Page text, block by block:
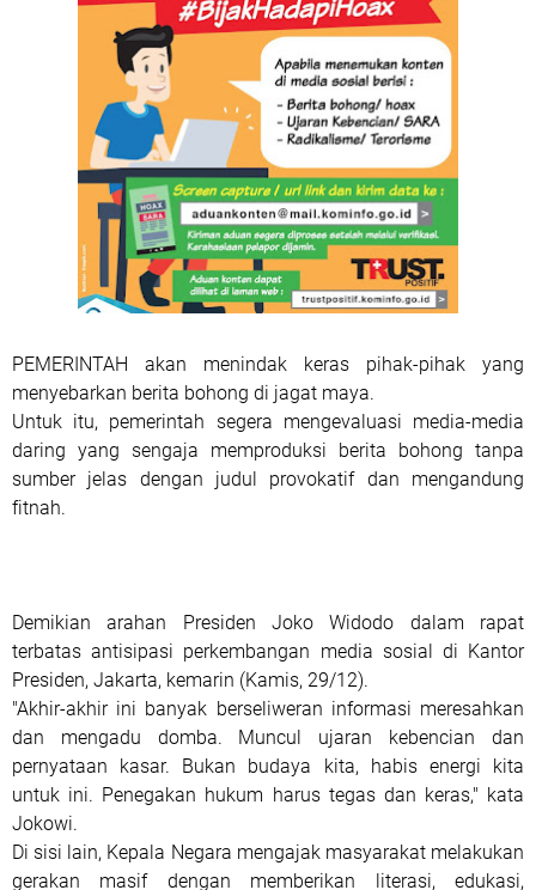
PEMERINTAH akan menindak keras pihak-pihak yang
menyebarkan berita bohong di jagat maya.
Untuk itu, pemerintah segera mengevaluasi media-media
daring yang sengaja memproduksi berita bohong tanpa
sumber jelas dengan judul provokatif dan mengandung
fitnah.
Demikian arahan Presiden Joko Widodo dalam rapat
terbatas antisipasi perkembangan media sosial di Kantor
Presiden, Jakarta, kemarin (Kamis, 29/12).
"Akhir-akhir ini banyak berseliweran informasi meresahkan
dan mengadu domba. Muncul ujaran kebencian dan
pernyataan kasar. Bukan budaya kita, habis energi kita
untuk ini. Penegakan hukum harus tegas dan keras," kata
Jokowi.
Di sisi lain, Kepala Negara mengajak masyarakat melakukan
gerakan masif dengan memberikan literasi, edukasi,